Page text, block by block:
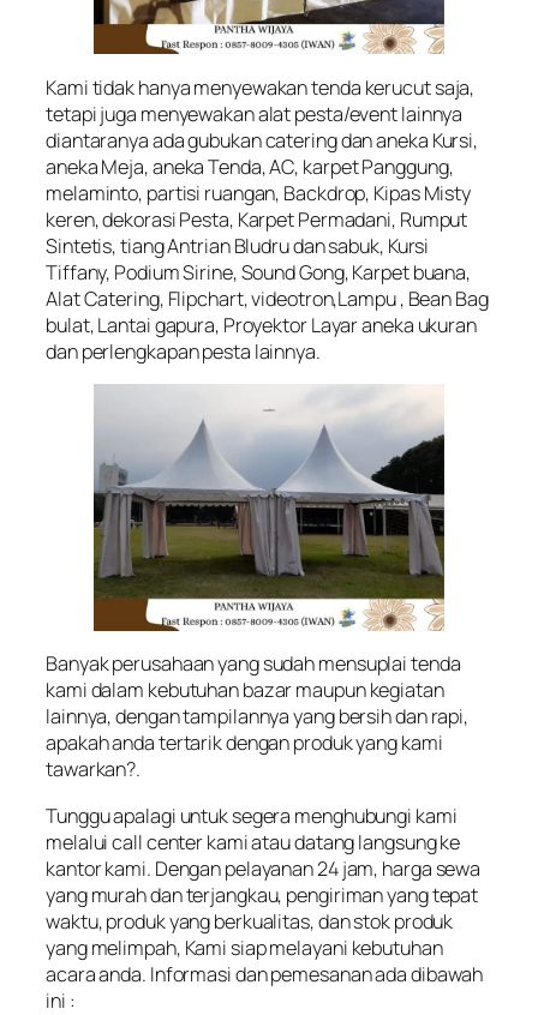
Kami tidak hanya menyewakan tenda kerucut saja,
tetapi juga menyewakan alat pesta/event lainnya
diantaranya ada gubukan catering dan aneka Kursi,
aneka Meja, aneka Tenda, AC, karpet Panggung,
melaminto, partisi ruangan, Backdrop, Kipas Misty
keren, dekorasi Pesta, Karpet Permadani, Rumput
Sintetis, tiang Antrian Bludru dan sabuk, Kursi
Tiffany, Podium Sirine, Sound Gong, Karpet buana,
Alat Catering, Flipchart, videotron,Lampu , Bean Bag
bulat, Lantai gapura, Proyektor Layar aneka ukuran
dan perlengkapan pesta lainnya.
Banyak perusahaan yang sudah mensuplai tenda
kami dalam kebutuhan bazar maupun kegiatan
lainnya, dengan tampilannya yang bersih dan rapi,
apakah anda tertarik dengan produk yang kami
tawarkan?.
Tunggu apalagi untuk segera menghubungi kami
melalui call center kami atau datang langsung ke
kantor kami. Dengan pelayanan 24 jam, harga sewa
yang murah dan terjangkau, pengiriman yang tepat
waktu, produk yang berkualitas, dan stok produk
yang melimpah, Kami siap melayani kebutuhan
acara anda. Informasi dan pemesanan ada dibawah
ini :